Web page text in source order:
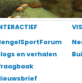
en verhalen